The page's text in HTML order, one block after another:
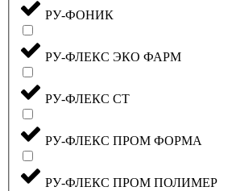
РУ-ФОНИК
РУ-ФЛЕКС ЭКО ФАРМ
РУ-ФЛЕКС СТ
РУ-ФЛЕКС ПРОМ ФОРМА
РУ-ФЛЕКС ПРОМ ПОЛИМЕР